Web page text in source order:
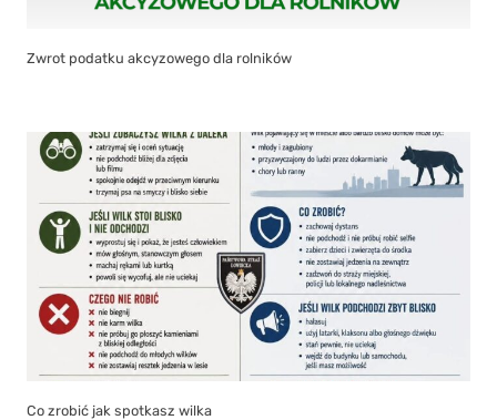
Zwrot podatku akcyzowego dla rolników
Co zrobić jak spotkasz wilka